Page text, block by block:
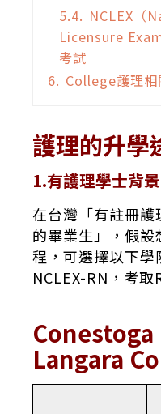
5.4. NCLEX（
Licensure
考試
6. College護理相
護理的升學
1.有護理學士背景
在台灣「有註冊
的畢業生」，假
程，可選擇以下
NCLEX-RN，考取
Langara